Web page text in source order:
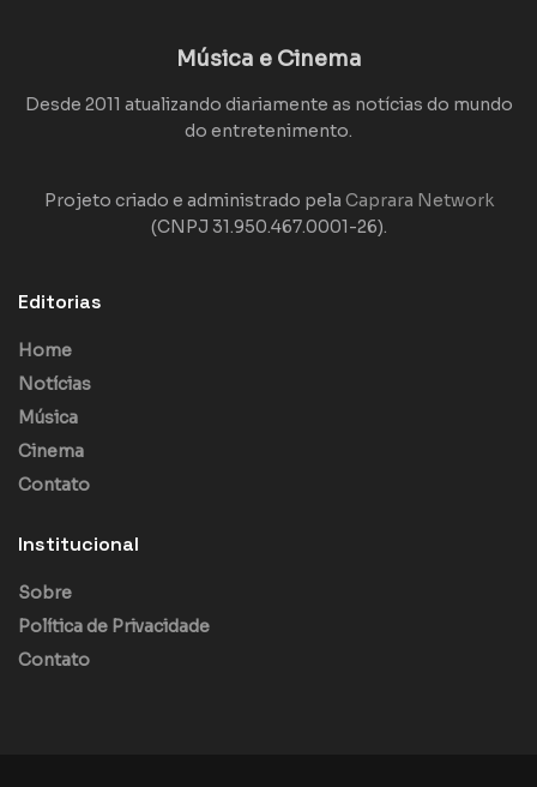
Música e Cinema
Desde 2011 atualizando diariamente as notícias do mundo
do entretenimento.
Projeto criado e administrado pela Caprara Network
(CNPJ 31.950.467.0001-26).
Editorias
Home
Notícias
Música
Cinema
Contato
Institucional
Sobre
Política de Privacidade
Contato